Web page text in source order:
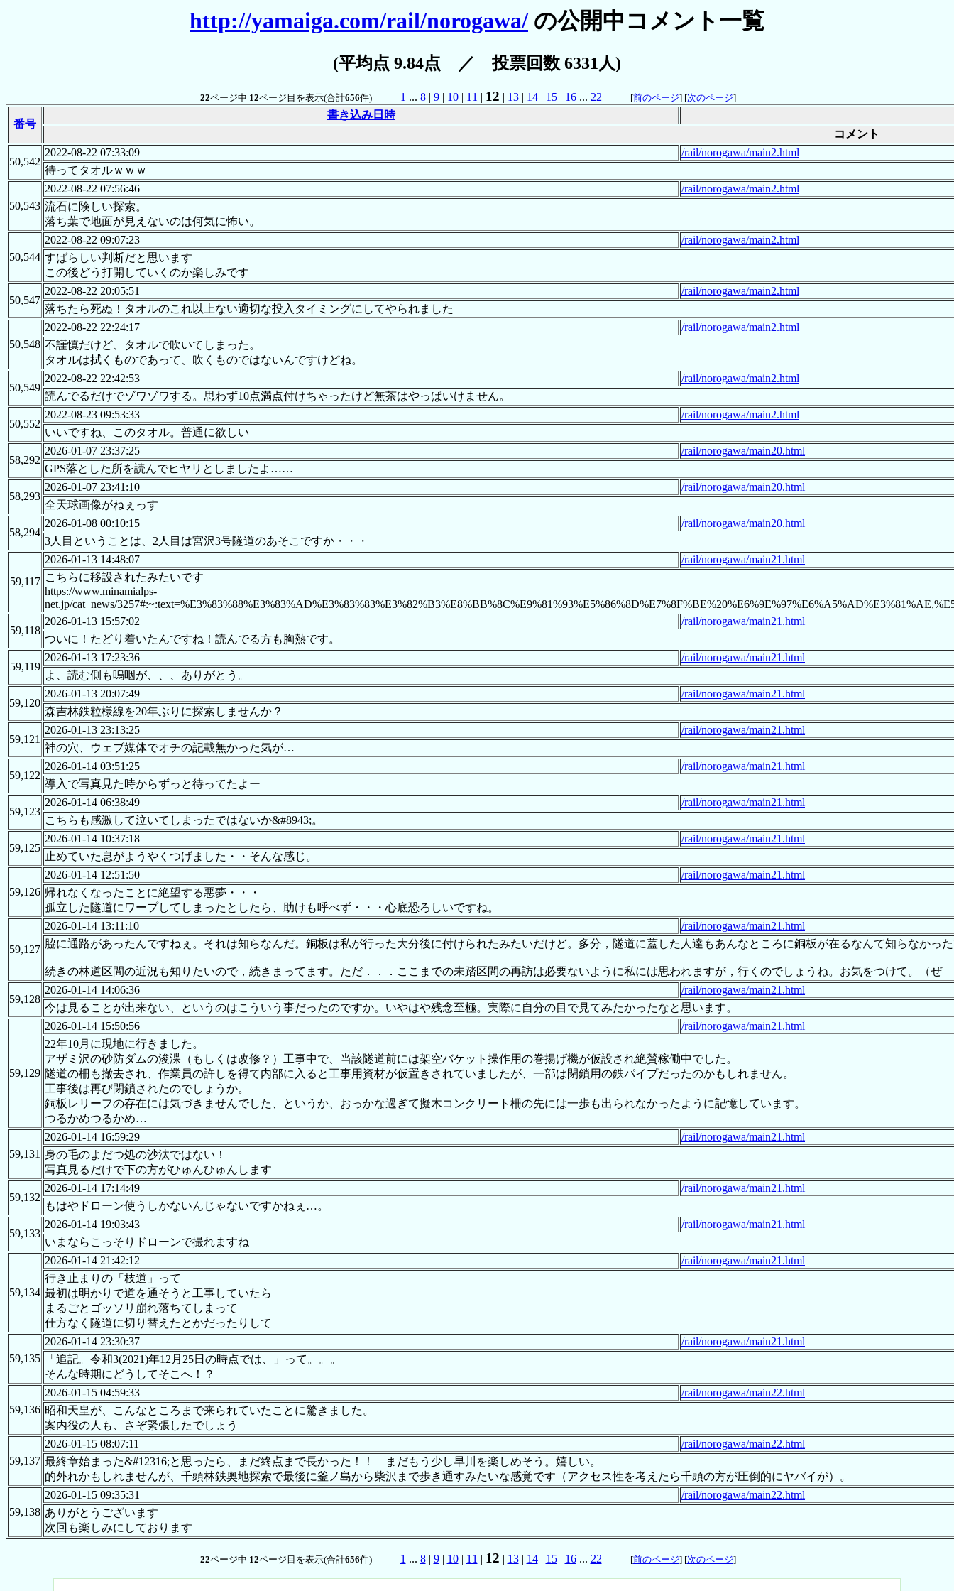
http://yamaiga.com/rail/norogawa/ の公開中コメント一覧
(平均点 9.84点 ／ 投票回数 6331人)
22ページ中 12ページ目を表示(合計656件) 1 ... 8| 9| 10| 11 | 12 | 13| 14| 15| 16... 22 [前のページ] [次のページ]
番号
書き込み日時
コメント
50,542
2022-08-22 07:33:09
/rail/norogawa/main2.html
待ってタオルｗｗｗ
50,543
2022-08-22 07:56:46
/rail/norogawa/main2.html
流石に険しい探索。
落ち葉で地面が見えないのは何気に怖い。
50,544
2022-08-22 09:07:23
/rail/norogawa/main2.html
すばらしい判断だと思います
この後どう打開していくのか楽しみです
50,547
2022-08-22 20:05:51
/rail/norogawa/main2.html
落ちたら死ぬ！タオルのこれ以上ない適切な投入タイミングにしてやられました
50,548
2022-08-22 22:24:17
/rail/norogawa/main2.html
不謹慎だけど、タオルで吹いてしまった。
タオルは拭くものであって、吹くものではないんですけどね。
50,549
2022-08-22 22:42:53
/rail/norogawa/main2.html
読んでるだけでゾワゾワする。思わず10点満点付けちゃったけど無茶はやっぱいけません。
50,552
2022-08-23 09:53:33
/rail/norogawa/main2.html
いいですね、このタオル。普通に欲しい
58,292
2026-01-07 23:37:25
/rail/norogawa/main20.html
GPS落とした所を読んでヒヤリとしましたよ……
58,293
2026-01-07 23:41:10
/rail/norogawa/main20.html
全天球画像がねぇっす
58,294
2026-01-08 00:10:15
/rail/norogawa/main20.html
3人目ということは、2人目は宮沢3号隧道のあそこですか・・・
59,117
2026-01-13 14:48:07
/rail/norogawa/main21.html
こちらに移設されたみたいです
https://www.minamialps-
net.jp/cat_news/
59,118
2026-01-13 15:57:02
/rail/norogawa/main21.html
ついに！たどり着いたんですね！読んでる方も胸熱です。
59,119
2026-01-13 17:23:36
/rail/norogawa/main21.html
よ、読む側も嗚咽が、、、ありがとう。
59,120
2026-01-13 20:07:49
/rail/norogawa/main21.html
森吉林鉄粒様線を20年ぶりに探索しませんか？
59,121
2026-01-13 23:13:25
/rail/norogawa/main21.html
神の穴、ウェブ媒体でオチの記載無かった気が…
59,122
2026-01-14 03:51:25
/rail/norogawa/main21.html
導入で写真見た時からずっと待ってたよー
59,123
2026-01-14 06:38:49
/rail/norogawa/main21.html
こちらも感激して泣いてしまったではないか&#8943;。
59,125
2026-01-14 10:37:18
/rail/norogawa/main21.html
止めていた息がようやくつげました・・そんな感じ。
59,126
2026-01-14 12:51:50
/rail/norogawa/main21.html
帰れなくなったことに絶望する悪夢・・・
孤立した隧道にワープしてしまったとしたら、助けも呼べず・・・心底恐ろしいですね。
59,127
2026-01-14 13:11:10
/rail/norogawa/main21.html
脇に通路があったんですねぇ。それは知らなんだ。銅板は私が行った大分後に付けられたみたいだけど。多分，隧道に蓋した人達もあんなところに銅板が在るなんて知らなかっ
続きの林道区間の近況も知りたいので，続きまってます。ただ．．．ここまでの未踏区間の再訪は必要ないように私には思われますが，行くのでしょうね。お気をつけて。（ぜ
59,128
2026-01-14 14:06:36
/rail/norogawa/main21.html
今は見ることが出来ない、というのはこういう事だったのですか。いやはや残念至極。実際に自分の目で見てみたかったなと思います。
59,129
2026-01-14 15:50:56
/rail/norogawa/main21.html
22年10月に現地に行きました。
アザミ沢の砂防ダムの浚渫（もしくは改修？）工事中で、当該隧道前には架空バケット操作用の巻揚げ機が仮設され絶賛稼働中でした。
隧道の柵も撤去され、作業員の許しを得て内部に入ると工事用資材が仮置きされていましたが、一部は閉鎖用の鉄パイプだったのかもしれません。
工事後は再び閉鎖されたのでしょうか。
銅板レリーフの存在には気づきませんでした、というか、おっかな過ぎて擬木コンクリート柵の先には一歩も出られなかったように記憶しています。
つるかめつるかめ…
59,131
2026-01-14 16:59:29
/rail/norogawa/main21.html
身の毛のよだつ処の沙汰ではない！
写真見るだけで下の方がひゅんひゅんします
59,132
2026-01-14 17:14:49
/rail/norogawa/main21.html
もはやドローン使うしかないんじゃないですかねぇ…。
59,133
2026-01-14 19:03:43
/rail/norogawa/main21.html
いまならこっそりドローンで撮れますね
59,134
2026-01-14 21:42:12
/rail/norogawa/main21.html
行き止まりの「枝道」って
最初は明かりで道を通そうと工事していたら
まるごとゴッソリ崩れ落ちてしまって
仕方なく隧道に切り替えたとかだったりして
59,135
2026-01-14 23:30:37
/rail/norogawa/main21.html
「追記。令和3(2021)年12月25日の時点では、」って。。。
そんな時期にどうしてそこへ！？
59,136
2026-01-15 04:59:33
/rail/norogawa/main22.html
昭和天皇が、こんなところまで来られていたことに驚きました。
案内役の人も、さぞ緊張したでしょう
59,137
2026-01-15 08:07:11
/rail/norogawa/main22.html
最終章始まった&#12316;と思ったら、まだ終点まで長かった！！ まだもう少し早川を楽しめそう。嬉しい。
的外れかもしれませんが、千頭林鉄奥地探索で最後に釜ノ島から柴沢まで歩き通すみたいな感覚です（アクセス性を考えたら千頭の方が圧倒的にヤバイが）。
59,138
2026-01-15 09:35:31
/rail/norogawa/main22.html
ありがとうございます
次回も楽しみにしております
22ページ中 12ページ目を表示(合計656件) 1 ... 8| 9| 10| 11 | 12 | 13| 14| 15| 16... 22 [前のページ] [次のページ]